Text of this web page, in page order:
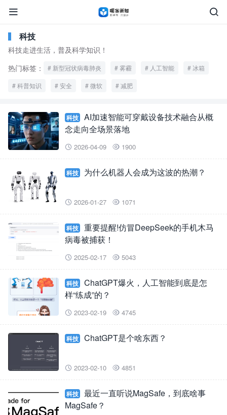


科技
科技走进生活，普及科学知识！
热门标签：
新型冠状病毒肺炎 雾霾 人工智能 冰箱
科普知识 安全 微软 减肥
科技
AI加速智能可穿戴设备技术融合从概
念走向全场景落地
 2026-04-09  1900
科技 为什么机器人会成为这波的热潮？
 2026-01-27  1071
科技
重要提醒!仿冒DeepSeek的手机木马
病毒被捕获！
 2025-02-17  5043
科技
ChatGPT爆火，人工智能到底是怎
样“练成”的？
 2023-02-19  4745
科技 ChatGPT是个啥东西？
 2023-02-10  4851
科技
最近一直听说MagSafe，到底啥事
MagSafe？